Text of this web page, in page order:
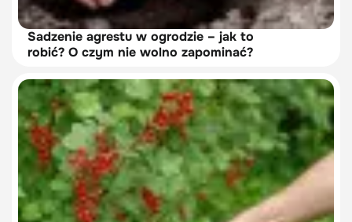
Sadzenie agrestu w ogrodzie – jak to
robić? O czym nie wolno zapominać?